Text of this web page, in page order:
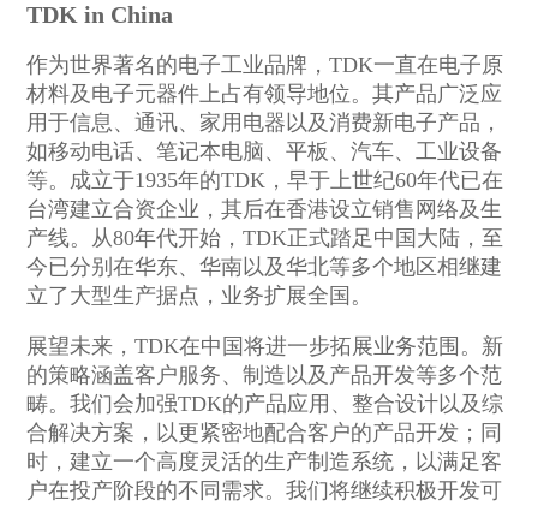
TDK in China
作为世界著名的电子工业品牌，TDK一直在电子原
材料及电子元器件上占有领导地位。其产品广泛应
用于信息、通讯、家用电器以及消费新电子产品，
如移动电话、笔记本电脑、平板、汽车、工业设备
等。成立于1935年的TDK，早于上世纪60年代已在
台湾建立合资企业，其后在香港设立销售网络及生
产线。从80年代开始，TDK正式踏足中国大陆，至
今已分别在华东、华南以及华北等多个地区相继建
立了大型生产据点，业务扩展全国。
展望未来，TDK在中国将进一步拓展业务范围。新
的策略涵盖客户服务、制造以及产品开发等多个范
畴。我们会加强TDK的产品应用、整合设计以及综
合解决方案，以更紧密地配合客户的产品开发；同
时，建立一个高度灵活的生产制造系统，以满足客
户在投产阶段的不同需求。我们将继续积极开发可